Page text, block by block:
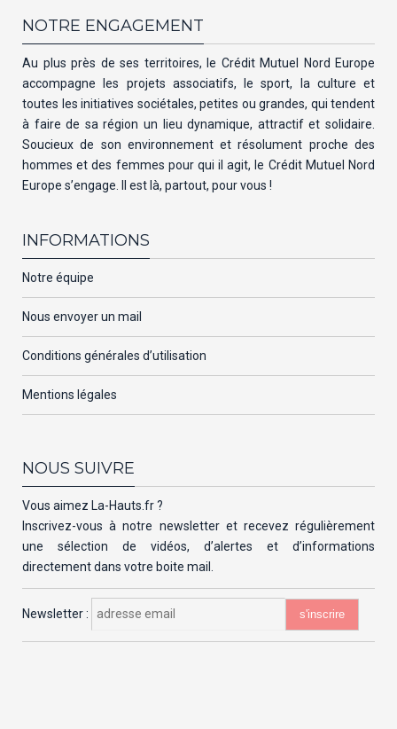
NOTRE ENGAGEMENT
Au plus près de ses territoires, le Crédit Mutuel Nord Europe
accompagne les projets associatifs, le sport, la culture et
toutes les initiatives sociétales, petites ou grandes, qui tendent
à faire de sa région un lieu dynamique, attractif et solidaire.
Soucieux de son environnement et résolument proche des
hommes et des femmes pour qui il agit, le Crédit Mutuel Nord
Europe s’engage. Il est là, partout, pour vous !
INFORMATIONS
Notre équipe
Nous envoyer un mail
Conditions générales d’utilisation
Mentions légales
NOUS SUIVRE
Vous aimez La-Hauts.fr ?
Inscrivez-vous à notre newsletter et recevez régulièrement
une sélection de vidéos, d’alertes et d’informations
directement dans votre boite mail.
Newsletter :